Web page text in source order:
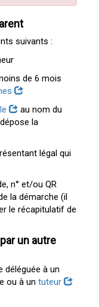
suivants :
de 6 mois
au nom du
la
légal qui
n° et/ou QR
la démarche (il
le récapitulatif de
un autre
déléguée à un
ou à untuteur